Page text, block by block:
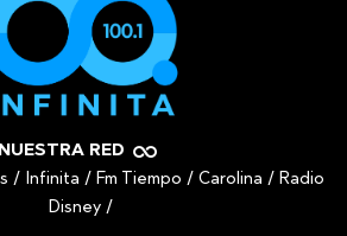
NUESTRA RED
/ Infinita / Fm Tiempo / Carolina / Radio
Disney /